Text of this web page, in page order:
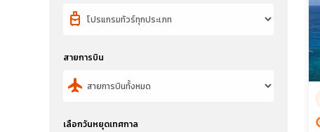
travel_luggage_and_bags
สายการบิน
flight
เลือกวันหยุดเทศกาล